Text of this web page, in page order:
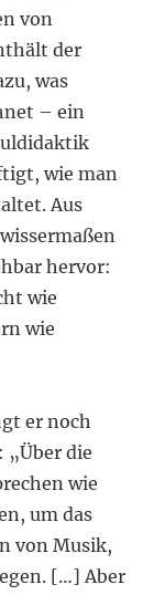
von
der
was
– ein
wie man
Aus
hervor:
wie
wie
er noch
„Über die
wie
um das
von Musik,
[…] Aber